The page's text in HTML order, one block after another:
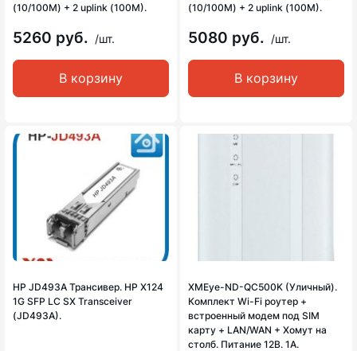
(10/100M) + 2 uplink (100M).
5260 руб. /шт.
В корзину
(10/100M) + 2 uplink (100M).
5080 руб. /шт.
В корзину
HP JD493A Трансивер. HP X124
1G SFP LC SX Transceiver
(JD493A).
XMEye-ND-QC500K (Уличный).
Комплект Wi-Fi роутер +
встроенный модем под SIM
карту + LAN/WAN + Хомут на
столб. Питание 12В. 1А.